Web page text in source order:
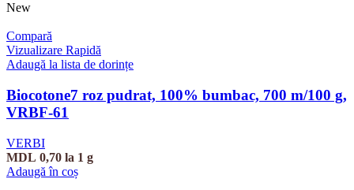
New
Compară
Vizualizare Rapidă
Adaugă la lista de dorințe
Biocotone7 roz pudrat, 100% bumbac, 700 m/100 g,
VRBF-61
VERBI
MDL 0,70 la 1 g
Adaugă în coș